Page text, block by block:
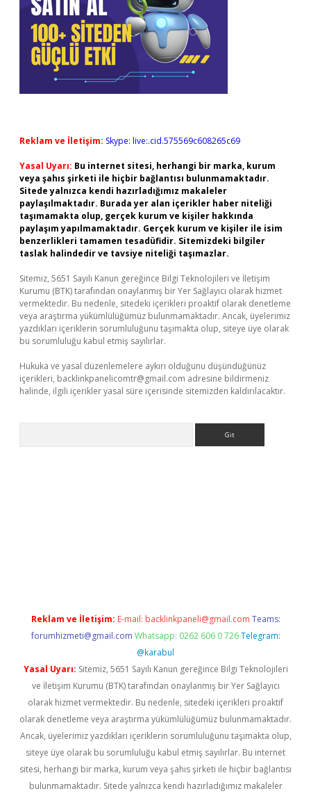
Reklam ve İletişim: Skype: live:.cid.575569c608265c69
Yasal Uyarı: Bu internet sitesi, herhangi bir marka, kurum
veya şahıs şirketi ile hiçbir bağlantısı bulunmamaktadır.
Sitede yalnızca kendi hazırladığımız makaleler
paylaşılmaktadır. Burada yer alan içerikler haber niteliği
taşımamakta olup, gerçek kurum ve kişiler hakkında
paylaşım yapılmamaktadır. Gerçek kurum ve kişiler ile isim
benzerlikleri tamamen tesadüfidir. Sitemizdeki bilgiler
taslak halindedir ve tavsiye niteliği taşımazlar.
Sitemiz, 5651 Sayılı Kanun gereğince Bilgi Teknolojileri ve İletişim
Kurumu (BTK) tarafından onaylanmış bir Yer Sağlayıcı olarak hizmet
vermektedir. Bu nedenle, sitedeki içerikleri proaktif olarak denetleme
veya araştırma yükümlülüğümüz bulunmamaktadır. Ancak, üyelerimiz
yazdıkları içeriklerin sorumluluğunu taşımakta olup, siteye üye olarak
bu sorumluluğu kabul etmiş sayılırlar.
Hukuka ve yasal düzenlemelere aykırı olduğunu düşündüğünüz
içerikleri, backlinkpanelicomtr@gmail.com adresine bildirmeniz
halinde, ilgili içerikler yasal süre içerisinde sitemizden kaldırılacaktır.
Reklam ve İletişim: E-mail: backlinkpaneli@gmail.com Teams:
forumhizmeti@gmail.com Whatsapp: 0262 606 0 726 Telegram:
@karabul
Yasal Uyarı: Sitemiz, 5651 Sayılı Kanun gereğince Bilgi Teknolojileri
ve İletişim Kurumu (BTK) tarafından onaylanmış bir Yer Sağlayıcı
olarak hizmet vermektedir. Bu nedenle, sitedeki içerikleri proaktif
olarak denetleme veya araştırma yükümlülüğümüz bulunmamaktadır.
Ancak, üyelerimiz yazdıkları içeriklerin sorumluluğunu taşımakta olup,
siteye üye olarak bu sorumluluğu kabul etmiş sayılırlar. Bu internet
sitesi, herhangi bir marka, kurum veya şahıs şirketi ile hiçbir bağlantısı
bulunmamaktadır. Sitede yalnızca kendi hazırladığımız makaleler